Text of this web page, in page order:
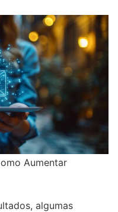
Aumentar
algumas